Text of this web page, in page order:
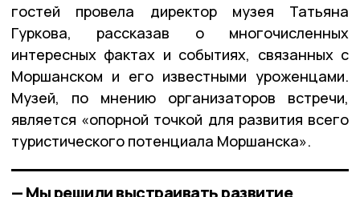
гостей провела директор музея Татьяна
Гуркова, рассказав о многочисленных
интересных фактах и событиях, связанных с
Моршанском и его известными уроженцами.
Музей, по мнению организаторов встречи,
является «опорной точкой для развития всего
туристического потенциала Моршанска».
— Мы решили выстраивать развитие